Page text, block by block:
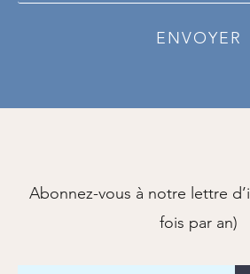
ENVOYER
Abonnez-vous à notre lettre
fois par an)